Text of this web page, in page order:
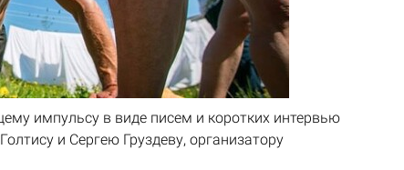
импульсу в виде писем и коротких интервью
и Сергею Груздеву, организатору